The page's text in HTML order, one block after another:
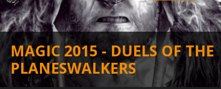
MAGIC 2015 - DUELS OF THE
PLANESWALKERS